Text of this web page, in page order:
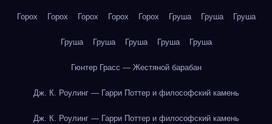
Горох Горох Горох Горох Горох Груша Груша Груша
Груша Груша Груша Груша Груша
Гюнтер Грасс — Жестяной барабан
Дж. К. Роулинг — Гарри Поттер и философский камень
Дж. К. Роулинг — Гарри Поттер и философский камень